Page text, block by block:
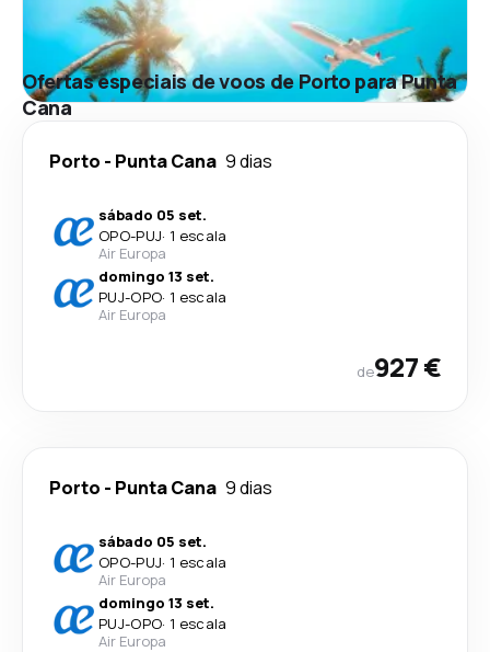
Ofertas especiais de voos de Porto para Punta
Cana
Porto - Punta Cana 9 dias
sábado 05 set.
OPO-PUJ· 1 escala
Air Europa
domingo 13 set.
PUJ-OPO· 1 escala
Air Europa
de927 €
Porto - Punta Cana 9 dias
sábado 05 set.
OPO-PUJ· 1 escala
Air Europa
domingo 13 set.
PUJ-OPO· 1 escala
Air Europa